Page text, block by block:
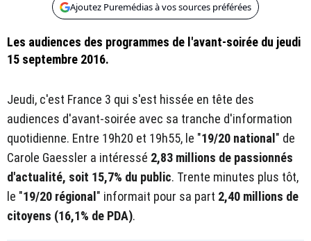
Ajoutez Puremédias à vos sources préférées
Les audiences des programmes de l'avant-soirée du jeudi
15 septembre 2016.
Jeudi, c'est France 3 qui s'est hissée en tête des
audiences d'avant-soirée avec sa tranche d'information
quotidienne. Entre 19h20 et 19h55, le "19/20 national " de
Carole Gaessler a intéressé 2,83 millions de passionnés
d'actualité, soit 15,7% du public. Trente minutes plus tôt,
le "19/20 régional " informait pour sa part 2,40 millions de
citoyens (16,1% de PDA).